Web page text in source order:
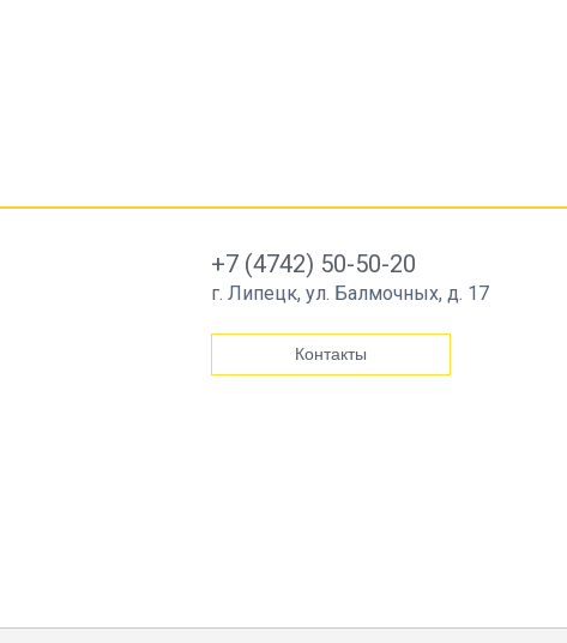
+7 (4742) 50-50-20
г. Липецк, ул. Балмочных, д. 17
Контакты